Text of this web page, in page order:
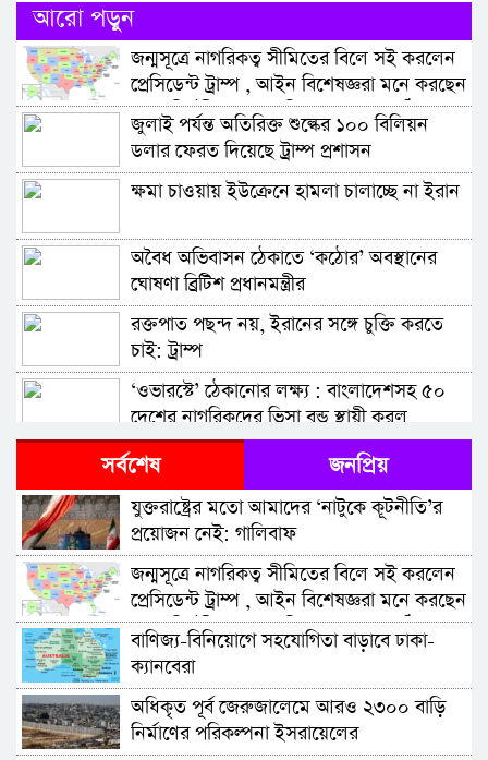
আরো পড়ুন
জন্মসূত্রে নাগরিকত্ব সীমিতের বিলে সই করলেন
প্রেসিডেন্ট ট্রাম্প , আইন বিশেষজ্ঞরা মনে করছেন
নতুন নির্বাহী আদেশ দুটিও আদালতে কঠিন
চ্যালেঞ্জের মুখে পড়বে
জুলাই পর্যন্ত অতিরিক্ত শুল্কের ১০০ বিলিয়ন
ডলার ফেরত দিয়েছে ট্রাম্প প্রশাসন
ক্ষমা চাওয়ায় ইউক্রেনে হামলা চালাচ্ছে না ইরান
অবৈধ অভিবাসন ঠেকাতে ‘কঠোর’ অবস্থানের
ঘোষণা ব্রিটিশ প্রধানমন্ত্রীর
রক্তপাত পছন্দ নয়, ইরানের সঙ্গে চুক্তি করতে
চাই: ট্রাম্প
‘ওভারস্টে’ ঠেকানোর লক্ষ্য : বাংলাদেশসহ ৫০
দেশের নাগরিকদের ভিসা বন্ড স্থায়ী করল
যুক্তরাষ্ট্র, দিতে হবে ২০ হাজার ডলার
এক হামলায় যুক্তরাষ্ট্রের তিন এফ-৩৫ যুদ্ধবিমান
ধ্বংসের দাবি ইরানের
মিশরে মার্কিন গ্যাস ট্যাংকারে ড্রোন হামলা,
প্রস্তুতির সময় ছিল কয়েক মিনিট মাত্র
‘এক ঘণ্টার মধ্যেই ইরানের অধিকাংশ সেতু ধ্বংস
করে দিতে পারি’
গাজায় নিহতের সংখ্যা বেড়ে ৭৩,৩৩৩
পশ্চিম তীরে ফিলিস্তিনি গ্রামবাসীদের বাড়িতে
ইসরায়েলি সেটলারদের অগ্নিসংযোগ-হামলা
সর্বশেষ জনপ্রিয়
যুক্তরাষ্ট্রের মতো আমাদের ‘নাটুকে কূটনীতি’র
প্রয়োজন নেই: গালিবাফ
জন্মসূত্রে নাগরিকত্ব সীমিতের বিলে সই করলেন
প্রেসিডেন্ট ট্রাম্প , আইন বিশেষজ্ঞরা মনে করছেন
নতুন নির্বাহী আদেশ দুটিও আদালতে কঠিন
চ্যালেঞ্জের মুখে পড়বে
বাণিজ্য-বিনিয়োগে সহযোগিতা বাড়াবে ঢাকা-
ক্যানবেরা
অধিকৃত পূর্ব জেরুজালেমে আরও ২৩০০ বাড়ি
নির্মাণের পরিকল্পনা ইসরায়েলের